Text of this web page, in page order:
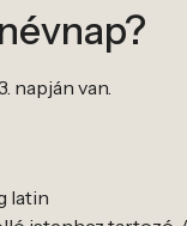
napján van.
latin